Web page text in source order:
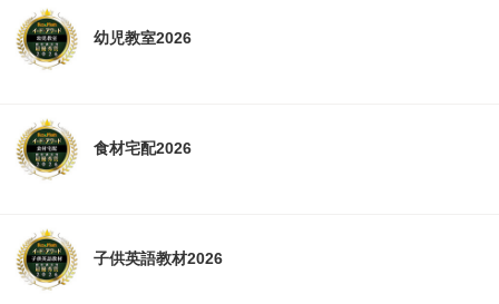
幼児教室2026
食材宅配2026
子供英語教材2026